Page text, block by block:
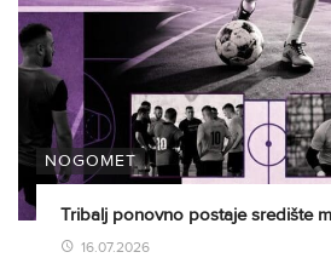
NOGOMET
Tribalj ponovno postaje središte
16.07.2026